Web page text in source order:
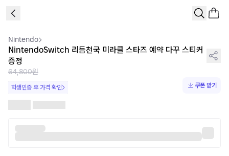
Nintendo
NintendoSwitch 리듬천국 미라클 스타즈 예약 다꾸 스티커
증정
64,800원
학생인증 후 가격 확인 쿠폰 받기